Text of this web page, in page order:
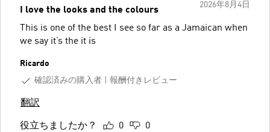
2026年8月4日
I love the looks and the colours
This is one of the best I see so far as a Jamaican when
we say it’s the it is
Ricardo
確認済みの購入者
報酬付きレビュー
翻訳
役立ちましたか？ 0 0